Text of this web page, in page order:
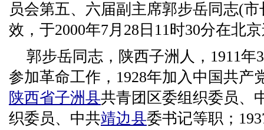
员会第五、六届副主席郭步岳同志(
效，于2000年7月28日11时30分在北
郭步岳同志，陕西子洲人，1911年
参加革命工作，1928年加入中国共产
陕西省子洲县共青团区委组织委员、
织委员、中共靖边县委书记等职；